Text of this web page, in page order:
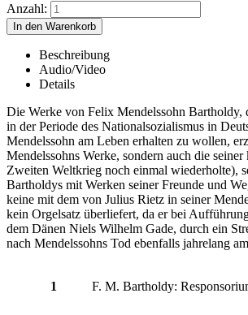
Anzahl:
Beschreibung
Audio/Video
Details
Die Werke von Felix Mendelssohn Bartholdy,
in der Periode des Nationalsozialismus in
Mendelssohn am Leben erhalten zu wollen,
Mendelssohns Werke, sondern auch die
Zweiten Weltkrieg noch einmal wiederholte),
Bartholdys mit Werken seiner Freunde und
keine mit dem von Julius Rietz in seiner
kein Orgelsatz überliefert, da er bei
dem Dänen Niels Wilhelm Gade, durch ein
nach Mendelssohns Tod ebenfalls jahrelang
1 F. M. Bartholdy: